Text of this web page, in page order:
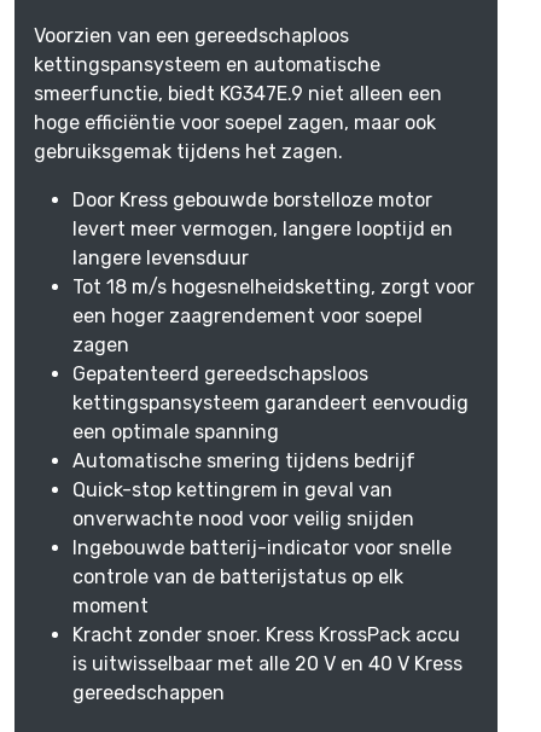
Voorzien van een gereedschaploos
kettingspansysteem en automatische
smeerfunctie, biedt KG347E.9 niet alleen een
hoge efficiëntie voor soepel zagen, maar ook
gebruiksgemak tijdens het zagen.
Door Kress gebouwde borstelloze motor
levert meer vermogen, langere looptijd en
langere levensduur
Tot 18 m/s hogesnelheidsketting, zorgt voor
een hoger zaagrendement voor soepel
zagen
Gepatenteerd gereedschapsloos
kettingspansysteem garandeert eenvoudig
een optimale spanning
Automatische smering tijdens bedrijf
Quick-stop kettingrem in geval van
onverwachte nood voor veilig snijden
Ingebouwde batterij-indicator voor snelle
controle van de batterijstatus op elk
moment
Kracht zonder snoer. Kress KrossPack accu
is uitwisselbaar met alle 20 V en 40 V Kress
gereedschappen